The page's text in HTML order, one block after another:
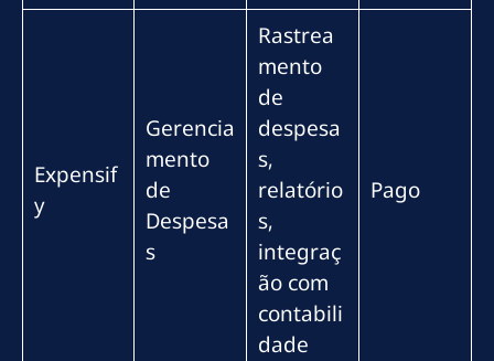
Expensif
y
Gerencia
mento
de
Despesa
s
Rastrea
mento
de
despesa
s,
relatório
s,
integraç
ão com
contabili
dade
Pago